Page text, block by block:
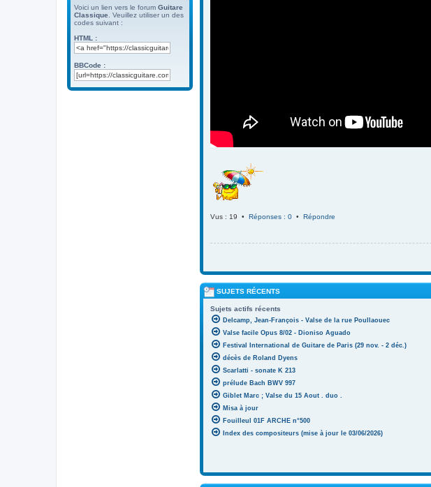
Vus : 19 • Réponses : 0 • Répondre
SUJETS RÉCENTS
Sujets actifs récents
Delcamp, Jean-François - Valse de la rue Poullaouec
Valse facile Opus 8/02 - Dioniso Aguado
Festival International de Guitare de Paris (29 nov. - 2 déc.)
décès de Roland Dyens
Scarlatti - sonate K 213
prélude Bach BWV 997
Giblet Marc ; Valse du 15 Aout . duo .
Misa à jour
Fouilleul 01F ARCHE n°500
Index des compositeurs (mise à jour le 03/06/2026)
Voici un lien vers le forum Guitare
Classique . Veuillez utiliser un des
codes suivant :
HTML :
BBCode :